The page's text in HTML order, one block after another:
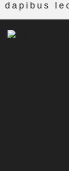
dapibus